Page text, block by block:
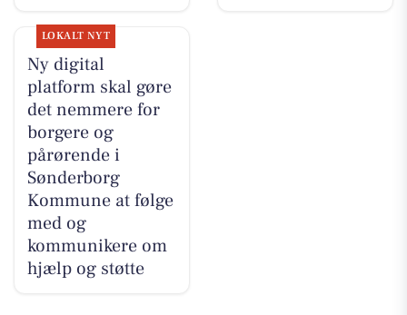
LOKALT NYT
Ny digital
platform skal gøre
det nemmere for
borgere og
pårørende i
Sønderborg
Kommune at følge
med og
kommunikere om
hjælp og støtte